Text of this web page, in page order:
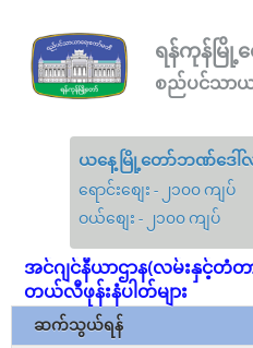
ရန်ကုန်မြို့
စည်ပင်သာယ
ယနေ့မြို့တော်ဘဏ်ဒေါ်လာ
ရောင်းစျေး - ၂၁၀၀ ကျပ်
ဝယ်စျေး - ၂၁၀၀ ကျပ်
အင်ဂျင်နီယာဌာန(လမ်းနှင့်
တယ်လီဖုန်းနံပါတ်များ
ဆက်သွယ်ရန်